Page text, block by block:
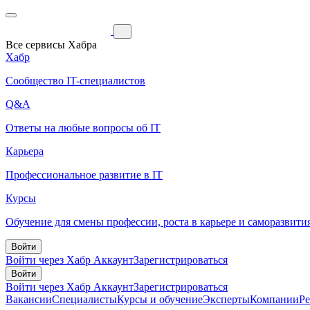
Все сервисы Хабра
Хабр
Сообщество IT-специалистов
Q&A
Ответы на любые вопросы об IT
Карьера
Профессиональное развитие в IT
Курсы
Обучение для смены профессии, роста в карьере и
Войти
Войти через Хабр АккаунтЗарегистрироваться
Войти
Войти через Хабр АккаунтЗарегистрироваться
ВакансииСпециалистыКурсы и обучениеЭкспертыКомпании